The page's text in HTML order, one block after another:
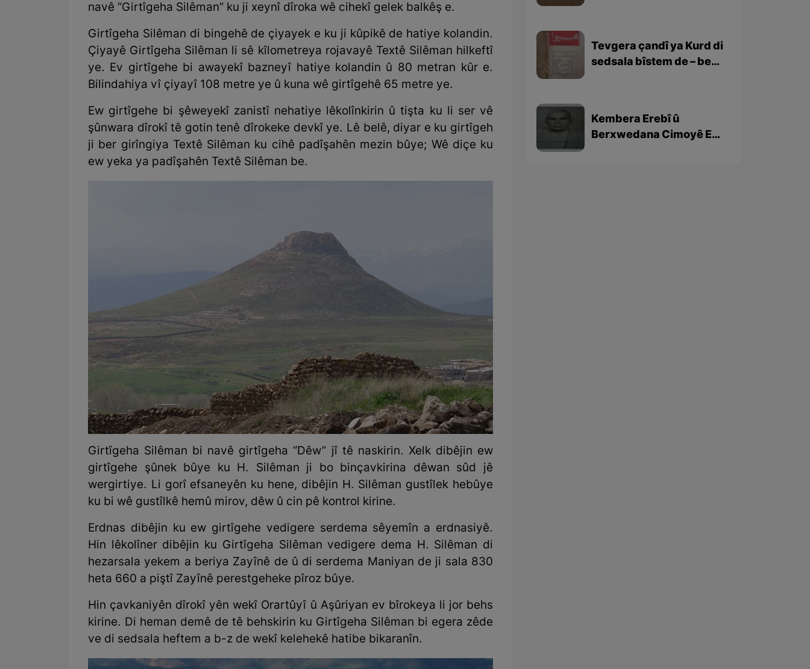
navê “Girtîgeha Silêman” ku ji xeynî dîroka wê cihekî gelek balkêş e.
Girtîgeha Silêman di bingehê de çiyayek e ku ji kûpikê de hatiye kolandin.
Çiyayê Girtîgeha Silêman li sê kîlometreya rojavayê Textê Silêman hilkeftî
ye. Ev girtîgehe bi awayekî bazneyî hatiye kolandin û 80 metran kûr e.
Bilindahiya vî çiyayî 108 metre ye û kuna wê girtîgehê 65 metre ye.
Ew girtîgehe bi şêweyekî zanistî nehatiye lêkolînkirin û tişta ku li ser vê
şûnwara dîrokî tê gotin tenê dîrokeke devkî ye. Lê belê, diyar e ku girtîgeh
ji ber girîngiya Textê Silêman ku cihê padîşahên mezin bûye; Wê diçe ku
ew yeka ya padîşahên Textê Silêman be.
Girtîgeha Silêman bi navê girtîgeha “Dêw” jî tê naskirin. Xelk dibêjin ew
girtîgehe şûnek bûye ku H. Silêman ji bo binçavkirina dêwan sûd jê
wergirtiye. Li gorî efsaneyên ku hene, dibêjin H. Silêman gustîlek hebûye
ku bi wê gustîlkê hemû mirov, dêw û cin pê kontrol kirine.
Erdnas dibêjin ku ew girtîgehe vedigere serdema sêyemîn a erdnasiyê.
Hin lêkolîner dibêjin ku Girtîgeha Silêman vedigere dema H. Silêman di
hezarsala yekem a beriya Zayînê de û di serdema Maniyan de ji sala 830
heta 660 a piştî Zayînê perestgeheke pîroz bûye.
Hin çavkaniyên dîrokî yên wekî Orartûyî û Aşûriyan ev bîrokeya li jor behs
kirine. Di heman demê de tê behskirin ku Girtîgeha Silêman bi egera zêde
ve di sedsala heftem a b-z de wekî kelehekê hatibe bikaranîn.
Tevgera çandî ya Kurd di
sedsala bîstem de – beşa
Kembera Erebî û
Berxwedana Cimoyê EL